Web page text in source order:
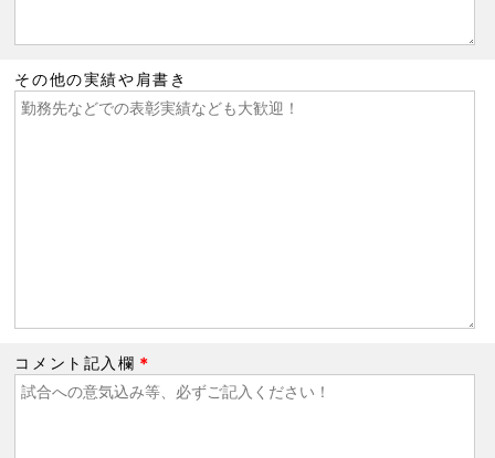
その他の実績や肩書き
コメント記入欄 ＊